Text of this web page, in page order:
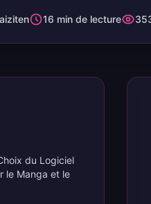
16 min de lecture
du Logiciel
le Manga et le